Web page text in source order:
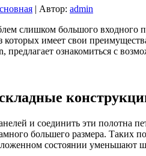
Автор: admin
слишком большого входного
которых имеет свои
предлагает ознакомиться с
и соединить эти полотна
большего размера. Таких
состоянии уменьшают